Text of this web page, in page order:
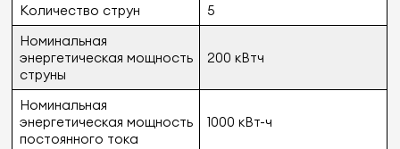
Количество струн
5
Номинальная
энергетическая мощность
струны
200 кВтч
Номинальная
энергетическая мощность
постоянного тока
1000 кВт-ч